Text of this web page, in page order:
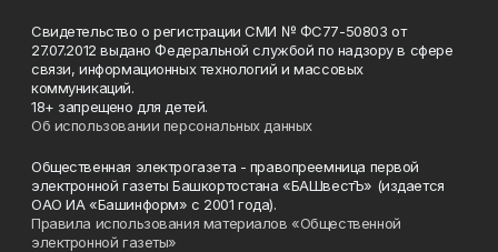
Свидетельство о регистрации СМИ № ФС77-50803 от
27.07.2012 выдано Федеральной службой по надзору в сфере
связи, информационных технологий и массовых
коммуникаций.
18+ запрещено для детей.
Об использовании персональных данных
Общественная электрогазета - правопреемница первой
электронной газеты Башкортостана «БАШвестЪ» (издается
ОАО ИА «Башинформ» с 2001 года).
Правила использования материалов «Общественной
электронной газеты»